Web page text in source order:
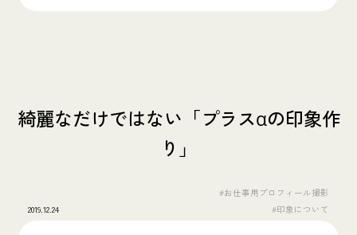
綺麗なだけではない「プラスαの印象作
り」
2019.12.24
#お仕事用プロフィール撮影
#印象について